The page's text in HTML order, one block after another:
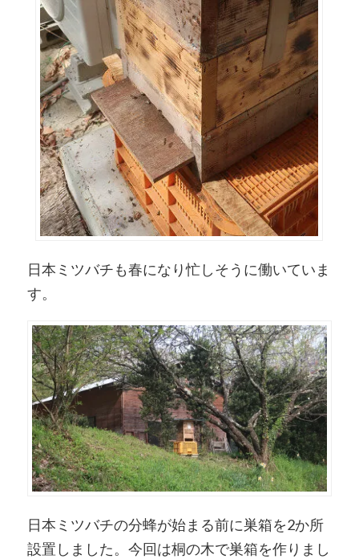
日本ミツバチも春になり忙しそうに働いていま
す。
日本ミツバチの分蜂が始まる前に巣箱を2か所
設置しました。今回は桐の木で巣箱を作りまし